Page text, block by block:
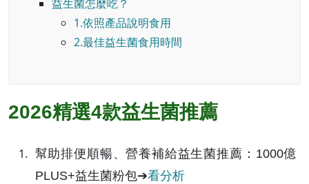
益生菌怎麼吃？
1.依照產品說明食用
2.最佳益生菌食用時間
2026精選4款益生菌推薦
幫助排便順暢、營養補給益生菌推薦：1000億
PLUS+益生菌粉包➔看分析